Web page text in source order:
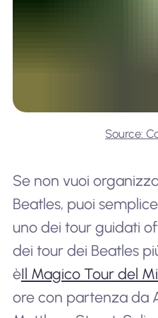
Source:
Se non vuoi
Beatles, puoi
uno dei tour guidati
dei tour dei Beatles
èIl Magico Tour del
ore con partenza da